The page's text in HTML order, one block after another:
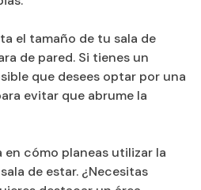
el tamaño de tu sala de
de pared. Si tienes un
que desees optar por una
evitar que abrume la
en cómo planeas utilizar la
de estar. ¿Necesitas